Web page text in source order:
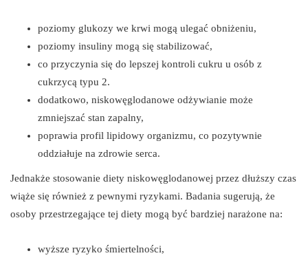
poziomy glukozy we krwi mogą ulegać obniżeniu,
poziomy insuliny mogą się stabilizować,
co przyczynia się do lepszej kontroli cukru u osób z
cukrzycą typu 2.
dodatkowo, niskowęglodanowe odżywianie może
zmniejszać stan zapalny,
poprawia profil lipidowy organizmu, co pozytywnie
oddziałuje na zdrowie serca.
Jednakże stosowanie diety niskowęglodanowej przez dłuższy czas
wiąże się również z pewnymi ryzykami. Badania sugerują, że
osoby przestrzegające tej diety mogą być bardziej narażone na:
wyższe ryzyko śmiertelności,